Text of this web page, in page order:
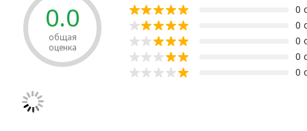
0.0
общая
оценка
0
0
0
0
0